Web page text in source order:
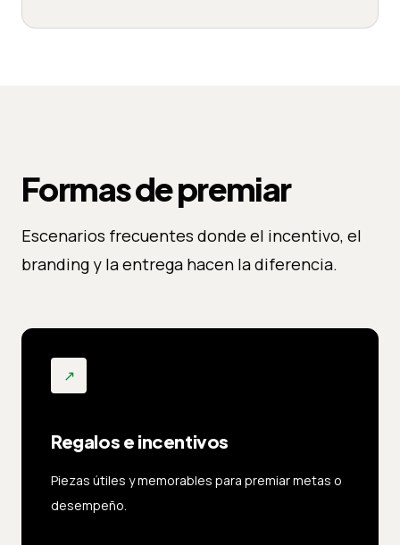
Formas de premiar
Escenarios frecuentes donde el incentivo, el
branding y la entrega hacen la diferencia.
↗
Regalos e incentivos
Piezas útiles y memorables para premiar metas o
desempeño.